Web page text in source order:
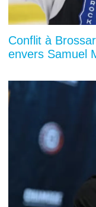
Conflit à
envers Samuel